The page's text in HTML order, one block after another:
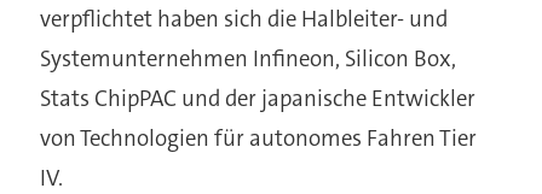
verpflichtet haben sich die Halbleiter- und
Systemunternehmen Infineon, Silicon Box,
Stats ChipPAC und der japanische Entwickler
von Technologien für autonomes Fahren Tier
IV.